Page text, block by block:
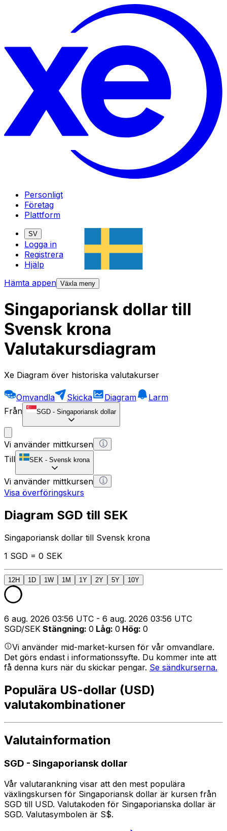
Personligt
Företag
Plattform
SV
Logga in
Registrera
Hjälp
Hämta appen Växla meny
Singaporiansk dollar till
Svensk krona
Valutakursdiagram
Xe Diagram över historiska valutakurser
Omvandla Skicka Diagram
Larm
Från
SGD - Singaporiansk dollar
Vi använder mittkursen
Till
SEK - Svensk krona
Vi använder mittkursen
Visa överföringskurs
Diagram SGD till SEK
Singaporiansk dollar till Svensk krona
1 SGD = 0 SEK
12H 1D 1W 1M 1Y 2Y 5Y 10Y
6 aug. 2026 03:56 UTC - 6 aug. 2026 03:56 UTC
SGD/SEK Stängning: 0 Låg: 0 Hög: 0
Vi använder mid-market-kursen för vår omvandlare.
Det görs endast i informationssyfte. Du kommer inte att
få denna kurs när du skickar pengar. Se sändkurserna.
Populära US-dollar (USD)
valutakombinationer
Valutainformation
SGD - Singaporiansk dollar
Vår valutarankning visar att den mest populära
växlingskursen för Singaporiansk dollar är kursen från
SGD till USD. Valutakoden för Singaporianska dollar är
SGD. Valutasymbolen är S$.